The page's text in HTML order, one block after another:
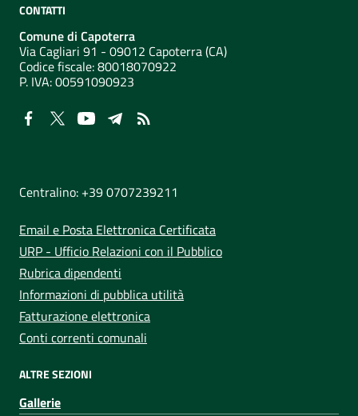
CONTATTI
Comune di Capoterra
Via Cagliari 91 - 09012 Capoterra (CA)
Codice fiscale: 80018070922
P. IVA:00591090923
Centralino: +39 0707239211
Email e Posta Elettronica Certificata
URP - Ufficio Relazioni con il Pubblico
Rubrica dipendenti
Informazioni di pubblica utilità
Fatturazione elettronica
Conti correnti comunali
ALTRE SEZIONI
Gallerie